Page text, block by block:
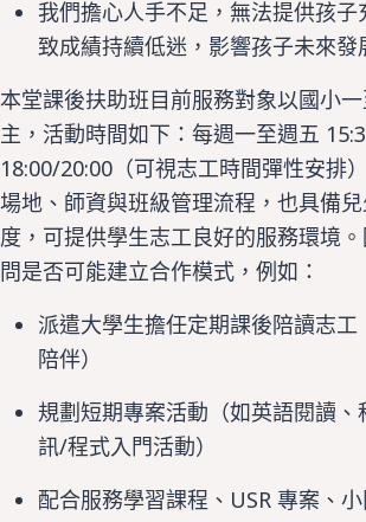
我們擔心人手不足，無法提供孩子
致成績持續低迷，影響孩子未來發
本堂課後扶助班目前服務對象以國小
主，活動時間如下： 每週一至週五
18:00/20:00 （可視志工時間彈性安排）
場地、師資與班級管理流程，也具備兒
度，可提供學生志工良好的服務環境。
問是否可能建立合作模式，例如：
派遣大學生擔任定期課後陪讀志工
陪伴）
規劃短期專案活動（如英語閱讀、
訊/程式入門活動）
配合服務學習課程、 USR 專案、